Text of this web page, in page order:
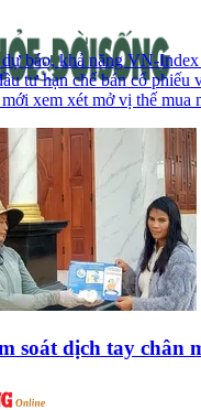
báo, khả năng VN-
tư hạn chế bán cổ phiếu
xem xét mở vị thế mua
soát dịch tay chân